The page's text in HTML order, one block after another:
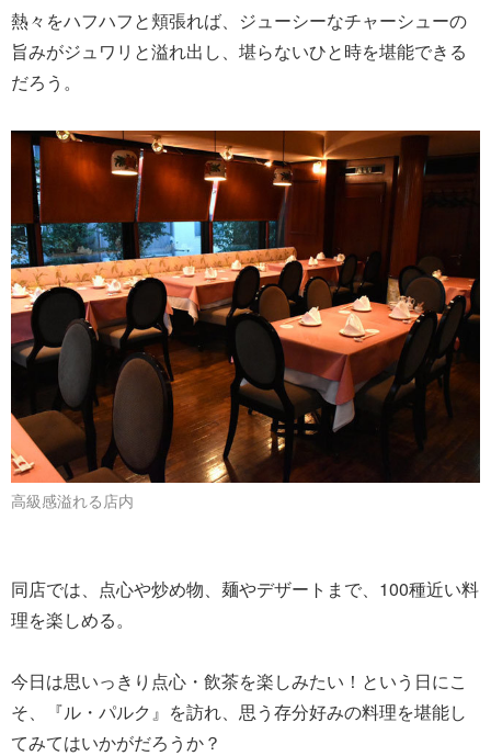
熱々をハフハフと頬張れば、ジューシーなチャーシューの
旨みがジュワリと溢れ出し、堪らないひと時を堪能できる
だろう。
高級感溢れる店内
同店では、点心や炒め物、麺やデザートまで、100種近い料
理を楽しめる。
今日は思いっきり点心・飲茶を楽しみたい！という日にこ
そ、『ル・パルク』を訪れ、思う存分好みの料理を堪能し
てみてはいかがだろうか？